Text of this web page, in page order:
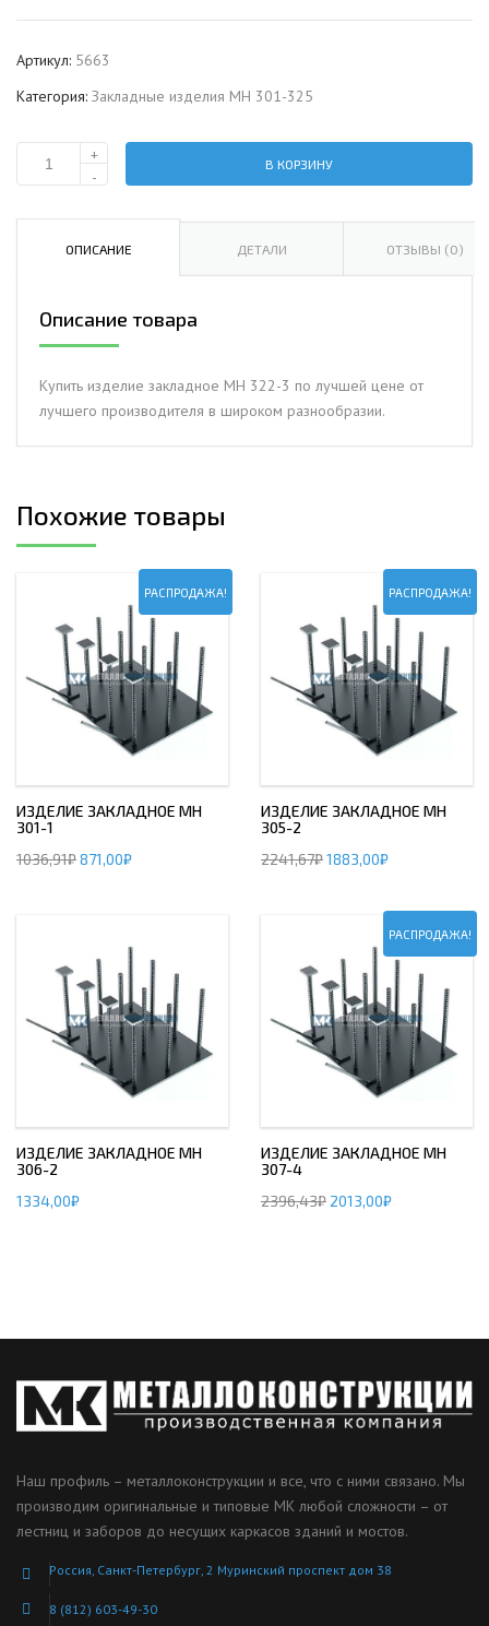
Артикул: 5663
Категория: Закладные изделия МН 301-325
Количество
закладное
+
-
В КОРЗИНУ
ОПИСАНИЕ ДЕТАЛИ ОТЗЫВЫ (0)
Описание товара
Купить изделие закладное МН 322-3 по лучшей цене от
лучшего производителя в широком разнообразии.
Похожие товары
РАСПРОДАЖА!
ИЗДЕЛИЕ ЗАКЛАДНОЕ МН
301-1
1036,91₽871,00₽
РАСПРОДАЖА!
ИЗДЕЛИЕ ЗАКЛАДНОЕ МН
305-2
2241,67₽1883,00₽
ИЗДЕЛИЕ ЗАКЛАДНОЕ МН
306-2
1334,00₽
РАСПРОДАЖА!
ИЗДЕЛИЕ ЗАКЛАДНОЕ МН
307-4
2396,43₽ 2013,00₽
Наш профиль – металлоконструкции и все, что с ними связано. Мы
производим оригинальные и типовые МК любой сложности – от
лестниц и заборов до несущих каркасов зданий и мостов.
Россия, Санкт-Петербург, 2 Муринский проспект дом 38
8 (812) 603-49-30